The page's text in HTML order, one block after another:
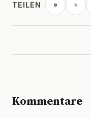
TEILEN
Kommentare